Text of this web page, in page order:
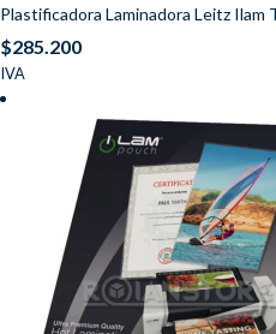
Plastificadora Laminadora Leitz Ilam
$285.200
IVA